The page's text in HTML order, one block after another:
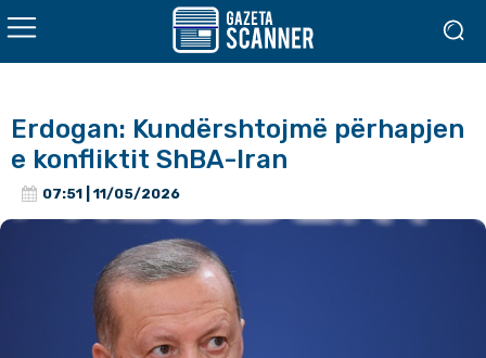
Erdogan: Kundërshtojmë përhapjen
e konfliktit ShBA-Iran
07:51 | 11/05/2026